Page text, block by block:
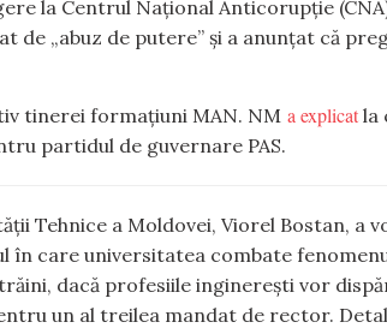
la Centrul Național Anticorupție
de „abuz de putere” și a anunțat că
tinerei formațiuni MAN. NM a explicat la
partidul de guvernare PAS.
Tehnice a Moldovei, Viorel Bostan, a
în care universitatea combate
dacă profesiile inginerești vor
un al treilea mandat de rector.